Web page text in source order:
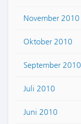
November 2010
Oktober 2010
September 2010
Juli 2010
Juni 2010